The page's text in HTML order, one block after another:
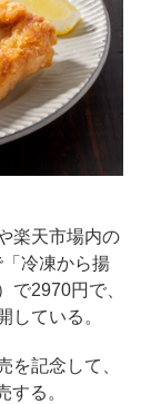
楽天市場内の
冷凍から揚
で2970円で、
している。
記念して、
る。